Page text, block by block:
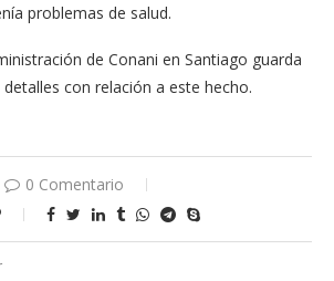
problemas de salud.
de Conani en Santiago guarda
con relación a este hecho.
0 Comentario